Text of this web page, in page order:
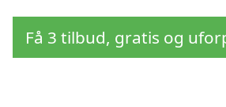
Få 3 tilbud, gratis og